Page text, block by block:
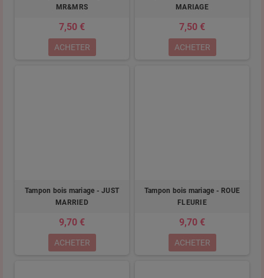
MR&MRS
7,50 €
ACHETER
MARIAGE
7,50 €
ACHETER
Tampon bois mariage - JUST
MARRIED
9,70 €
ACHETER
Tampon bois mariage - ROUE
FLEURIE
9,70 €
ACHETER